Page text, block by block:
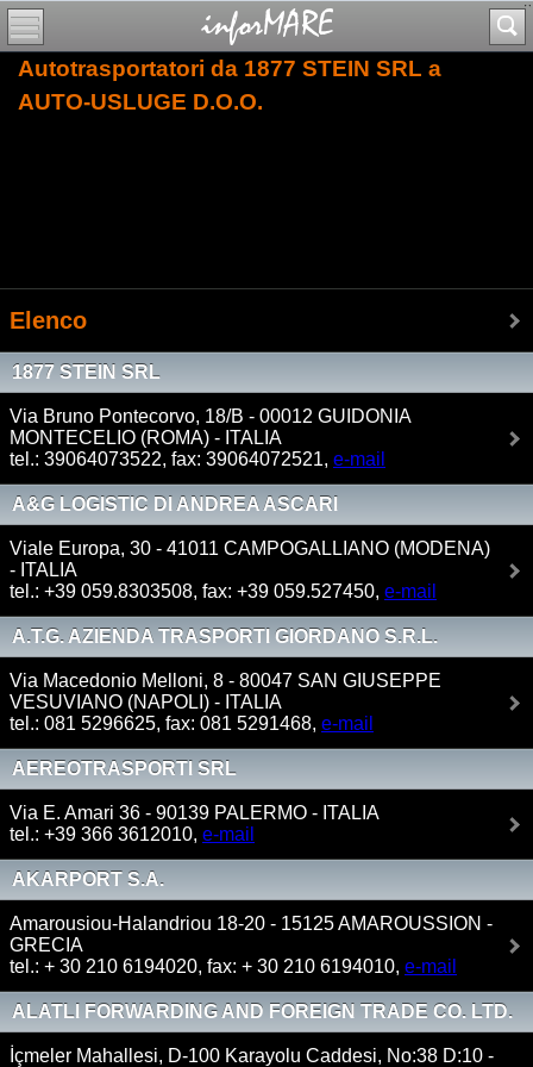
Autotrasportatori da 1877 STEIN SRL a
AUTO-USLUGE D.O.O.
Elenco
1877 STEIN SRL
Via Bruno Pontecorvo, 18/B - 00012 GUIDONIA
MONTECELIO (ROMA) - ITALIA
tel.: 39064073522, fax: 39064072521, e-mail
A&G LOGISTIC DI ANDREA ASCARI
Viale Europa, 30 - 41011 CAMPOGALLIANO (MODENA)
- ITALIA
tel.: +39 059.8303508, fax: +39 059.527450, e-mail
A.T.G. AZIENDA TRASPORTI GIORDANO S.R.L.
Via Macedonio Melloni, 8 - 80047 SAN GIUSEPPE
VESUVIANO (NAPOLI) - ITALIA
tel.: 081 5296625, fax: 081 5291468, e-mail
AEREOTRASPORTI SRL
Via E. Amari 36 - 90139 PALERMO - ITALIA
tel.: +39 366 3612010, e-mail
AKARPORT S.A.
Amarousiou-Halandriou 18-20 - 15125 AMAROUSSION -
GRECIA
tel.: + 30 210 6194020, fax: + 30 210 6194010, e-mail
ALATLI FORWARDING AND FOREIGN TRADE CO. LTD.
İçmeler Mahallesi, D-100 Karayolu Caddesi, No:38 D:10 -